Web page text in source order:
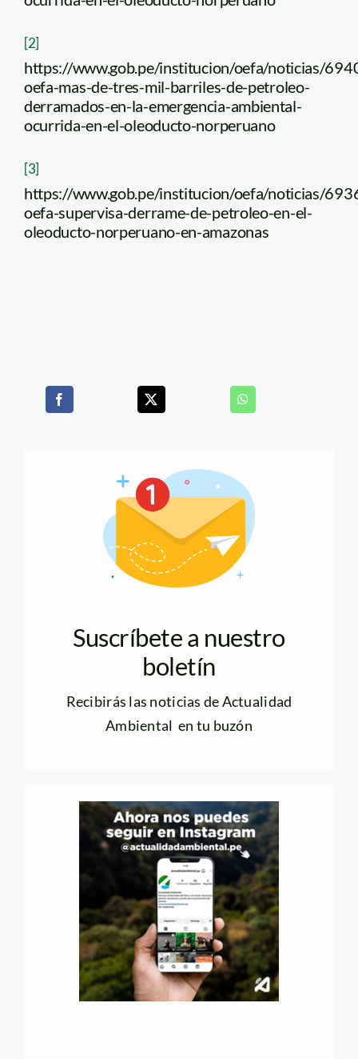
[2]
https://www.gob.pe/institucion/oefa/noticias/
oefa-mas-de-tres-mil-barriles-de-petroleo-
derramados-en-la-emergencia-ambiental-
ocurrida-en-el-oleoducto-norperuano
[3]
https://www.gob.pe/institucion/oefa/noticias/
oefa-supervisa-derrame-de-petroleo-en-el-
oleoducto-norperuano-en-amazonas
Suscríbete a nuestro
boletín
Recibirás las noticias de Actualidad
Ambiental en tu buzón